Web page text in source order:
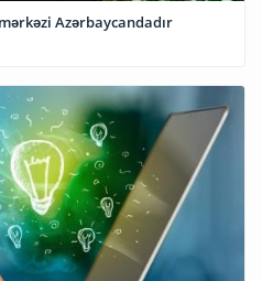
Azərbaycandadır